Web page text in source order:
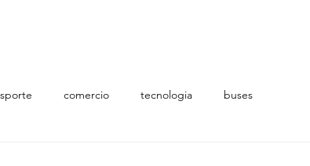
comercio tecnologia buses